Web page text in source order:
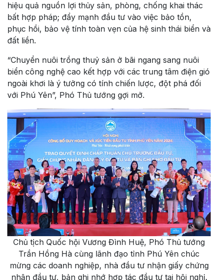
hiệu quả nguồn lợi thủy sản, phòng, chống khai thác
bất hợp pháp; đẩy mạnh đầu tư vào việc bảo tồn,
phục hồi, bảo vệ tính toàn vẹn của hệ sinh thái biển và
đất liền.
“Chuyển nuôi trồng thuỷ sản ở bãi ngang sang nuôi
biển công nghệ cao kết hợp với các trung tâm điện gió
ngoài khơi là ý tưởng có tính chiến lược, đột phá đối
với Phú Yên”, Phó Thủ tướng gợi mở.
Chủ tịch Quốc hội Vương Đình Huệ, Phó Thủ tướng
Trần Hồng Hà cùng lãnh đạo tỉnh Phú Yên chúc
mừng các doanh nghiệp, nhà đầu tư nhận giấy chứng
nhận đầu tư, bản ghi nhớ hợp tác đầu tư tại hội nghị.